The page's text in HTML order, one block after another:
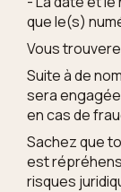
quele(s)
Vous
Suite à de
sera
en cas de
Sachez que
est
risques